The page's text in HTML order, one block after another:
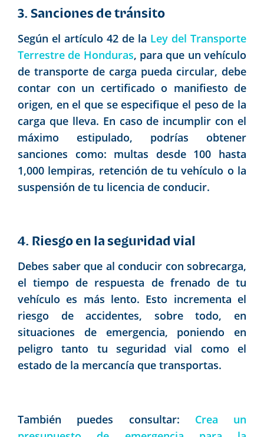
3. Sanciones de tránsito
Según el artículo 42 de la Ley del Transporte
Terrestre de Honduras, para que un vehículo
de transporte de carga pueda circular, debe
contar con un certificado o manifiesto de
origen, en el que se especifique el peso de la
carga que lleva. En caso de incumplir con el
máximo estipulado, podrías obtener
sanciones como: multas desde 100 hasta
1,000 lempiras, retención de tu vehículo o la
suspensión de tu licencia de conducir.
4. Riesgo en la seguridad vial
Debes saber que al conducir con sobrecarga,
el tiempo de respuesta de frenado de tu
vehículo es más lento. Esto incrementa el
riesgo de accidentes, sobre todo, en
situaciones de emergencia, poniendo en
peligro tanto tu seguridad vial como el
estado de la mercancía que transportas.
También puedes consultar: Crea un